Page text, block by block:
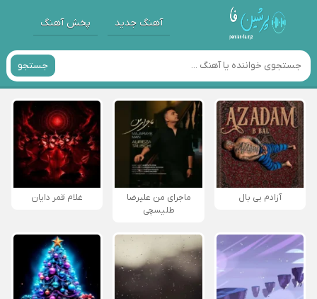
آهنگ جدید پخش آهنگ
جستجو
آزادم بی بال
ماجرای من علیرضا
طلیسچی
غلام قمر دایان